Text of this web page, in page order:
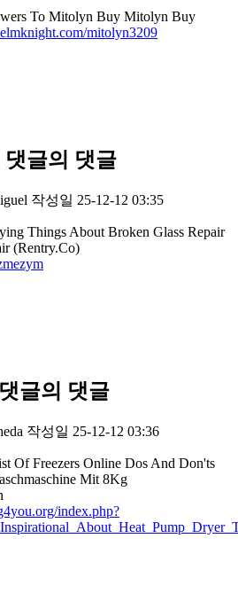
To Mitolyn Buy Mitolyn Buy
mitolyn3209
댓글의 댓글
작성일 25-12-12 03:35
Things About Broken Glass Repair
(Rentry.Co)
글의 댓글
작성일 25-12-12 03:36
Of Freezers Online Dos And Don'ts
Mit 8Kg
index.php?